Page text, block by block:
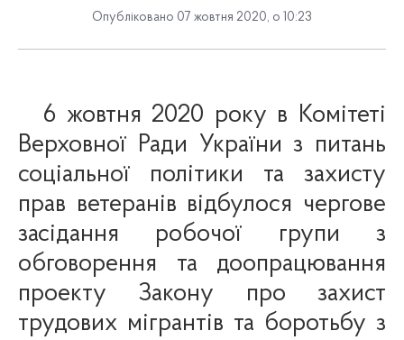
Опубліковано 07 жовтня 2020, о 10:23
6 жовтня 2020 року в Комітеті
Верховної Ради України з питань
соціальної політики та захисту
прав ветеранів відбулося чергове
засідання робочої групи з
обговорення та доопрацювання
проекту Закону про захист
трудових мігрантів та боротьбу з